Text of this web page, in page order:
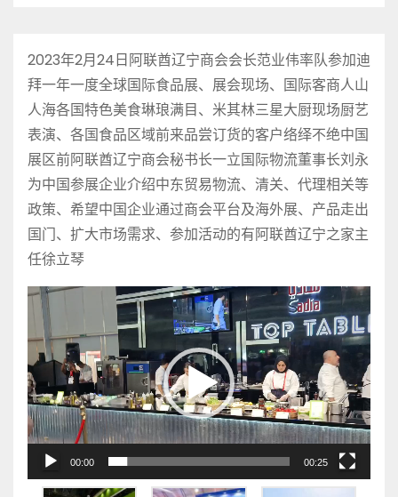
2023年2月24日阿联酋辽宁商会会长范业伟率队参加迪
拜一年一度全球国际食品展、展会现场、国际客商人山
人海各国特色美食琳琅满目、米其林三星大厨现场厨艺
表演、各国食品区域前来品尝订货的客户络绎不绝中国
展区前阿联酋辽宁商会秘书长一立国际物流董事长刘永
为中国参展企业介绍中东贸易物流、清关、代理相关等
政策、希望中国企业通过商会平台及海外展、产品走出
国门、扩大市场需求、参加活动的有阿联酋辽宁之家主
任徐立琴
视
播
放
器
00:00 00:25